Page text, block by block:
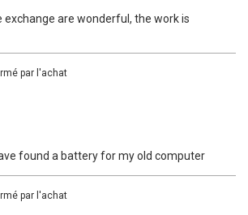
are wonderful, the work is
par l'achat
found a battery for my old computer
par l'achat